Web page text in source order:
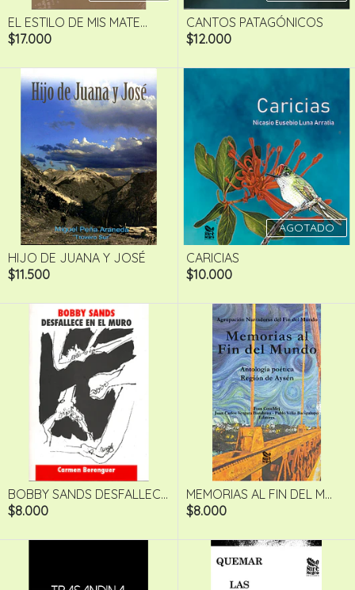
EL ESTILO DE MIS MATE...
$17.000
CANTOS PATAGÓNICOS
$12.000
HIJO DE JUANA Y JOSÉ
$11.500
AGOTADO
CARICIAS
$10.000
BOBBY SANDS DESFALLEC...
$8.000
MEMORIAS AL FIN DEL M...
$8.000